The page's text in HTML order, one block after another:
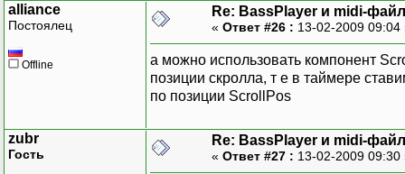
alliance
Постоялец
Offline
Re: BassPlayer и midi-
« Ответ #26 : 13-02-2009
а можно использовать компонент
позиции скролла, т е в таймере
по позиции ScrollPos
zubr
Гость
Re: BassPlayer и midi-
« Ответ #27 : 13-02-2009